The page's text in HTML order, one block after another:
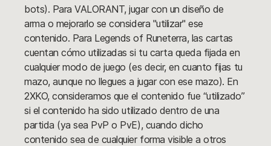
bots). Para VALORANT, jugar con un diseño de
arma o mejorarlo se considera "utilizar" ese
contenido. Para Legends of Runeterra, las cartas
cuentan cómo utilizadas si tu carta queda fijada en
cualquier modo de juego (es decir, en cuanto fijas tu
mazo, aunque no llegues a jugar con ese mazo). En
2XKO, consideramos que el contenido fue “utilizado”
si el contenido ha sido utilizado dentro de una
partida (ya sea PvP o PvE), cuando dicho
contenido sea de cualquier forma visible a otros